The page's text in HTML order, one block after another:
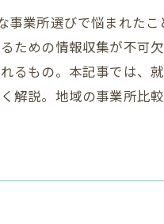
業所選びで悩まれた
ための情報収集が不可
るもの。本記事では、
解説。地域の事業所比